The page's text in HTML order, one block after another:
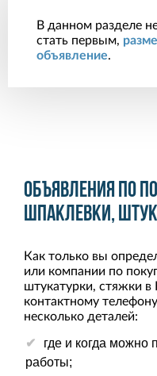
В данном разделе
стать первым,
объявление.
Объявления по
шпаклевки,
Как только вы
или компании по
штукатурки, стяжки в
контактному
несколько деталей:
где и когда можно
работы;